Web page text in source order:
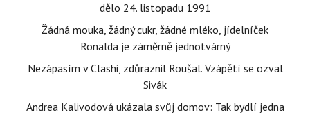
dělo 24. listopadu 1991
Žádná mouka, žádný cukr, žádné mléko, jídelníček
Ronalda je záměrně jednotvárný
Nezápasím v Clashi, zdůraznil Roušal. Vzápětí se ozval
Sivák
Andrea Kalivodová ukázala svůj domov: Tak bydlí jedna